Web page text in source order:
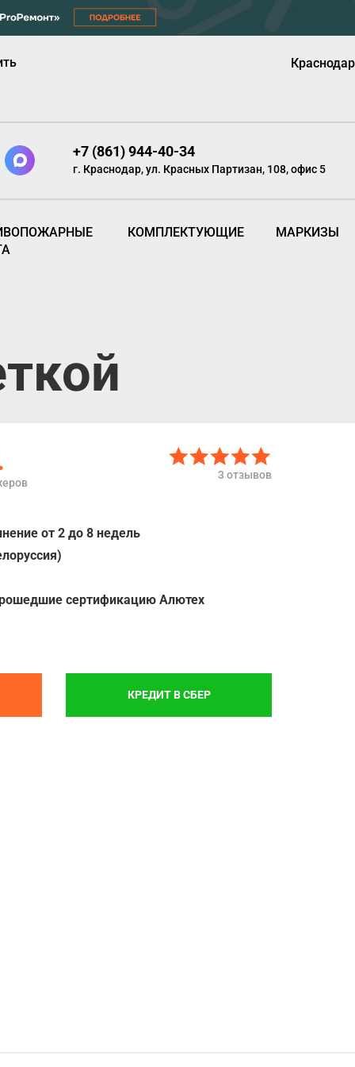
Краснодар
+7 (861) 944-40-34
г. Краснодар, ул. Красных Партизан, 108, офис 5
КОМПЛЕКТУЮЩИЕ МАРКИЗЫ
от 2 до 8 недель
сертификацию Алютех
КРЕДИТ В СБЕР
3 отзывов